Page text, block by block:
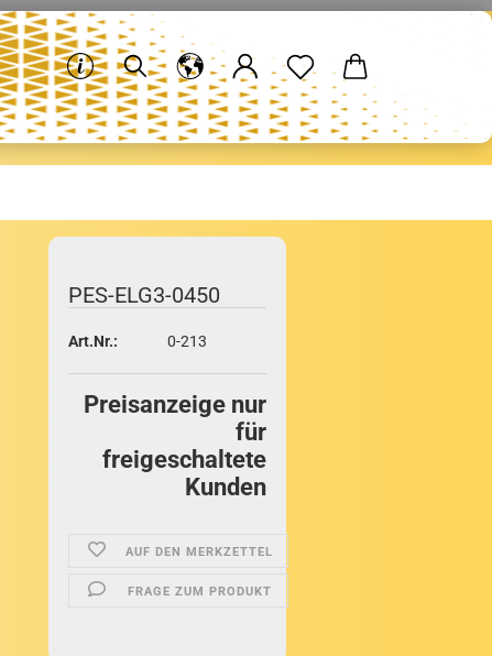
PES-​ELG3-0450
Art.Nr.: 0-213
Preisanzeige nur
für
freigeschaltete
Kunden
AUF DEN MERKZETTEL
FRAGE ZUM PRODUKT